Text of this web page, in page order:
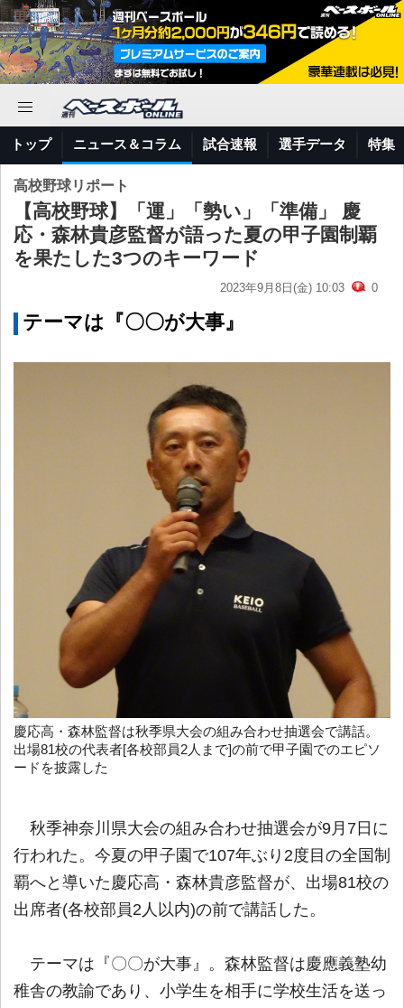
トップ ニュース＆コラム 試合速報 選手データ 特集
高校野球リポート
【高校野球】「運」「勢い」「準備」 慶
応・森林貴彦監督が語った夏の甲子園制覇
を果たした3つのキーワード
2023年9月8日(金) 10:03 0
テーマは『〇〇が大事』
慶応高・森林監督は秋季県大会の組み合わせ抽選会で講話。
出場81校の代表者[各校部員2人まで]の前で甲子園でのエピソ
ードを披露した
秋季神奈川県大会の組み合わせ抽選会が9月7日に
行われた。今夏の甲子園で107年ぶり2度目の全国制
覇へと導いた慶応高・森林貴彦監督が、出場81校の
出席者(各校部員2人以内)の前で講話した。
テーマは『〇〇が大事』。森林監督は慶應義塾幼
稚舎の教諭であり、小学生を相手に学校生活を送っ